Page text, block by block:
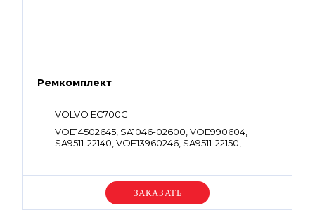
Ремкомплект
VOLVO EC700C
VOE14502645, SA1046-02600, VOE990604,
SA9511-22140, VOE13960246, SA9511-22150,
Уточняйте цену